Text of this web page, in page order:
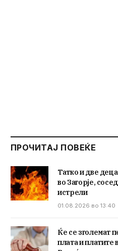
ПРОЧИТАЈ ПОВЕЌЕ
Татко и две
во Загорје,
истрели
01.08.2026 во 13:40
Ќе се зголемат
плата и платите